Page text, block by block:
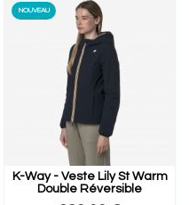
K-Way - Veste Lily St Warm
Double Réversible
NOUVEAU